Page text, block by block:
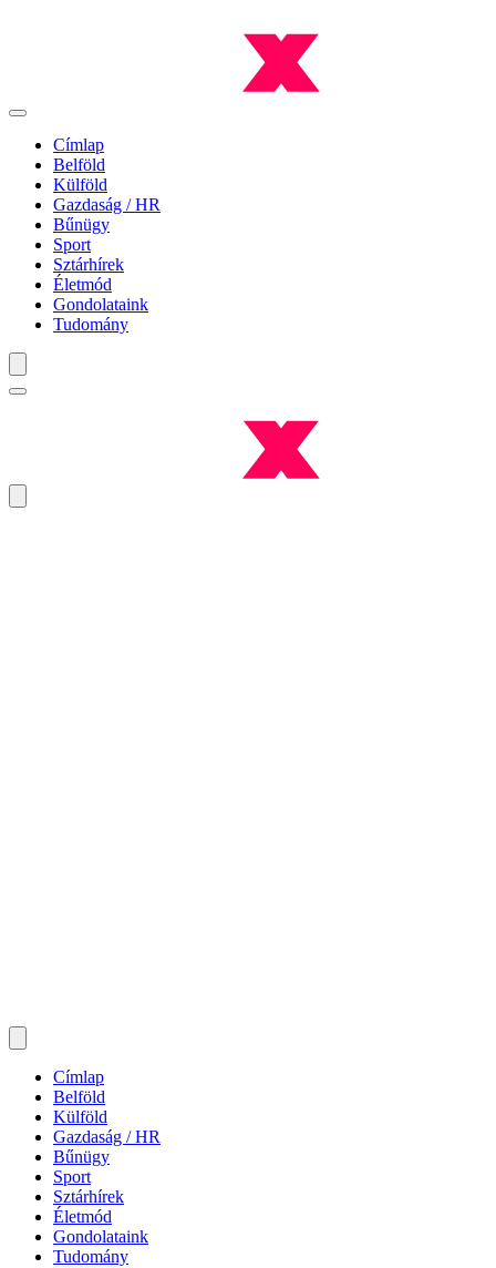
Címlap
Belföld
Külföld
Gazdaság / HR
Bűnügy
Sport
Sztárhírek
Életmód
Gondolataink
Tudomány
Címlap
Belföld
Külföld
Gazdaság / HR
Bűnügy
Sport
Sztárhírek
Életmód
Gondolataink
Tudomány